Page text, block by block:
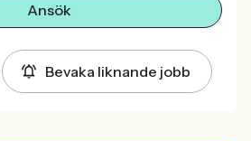
Ansök
Bevaka liknande jobb